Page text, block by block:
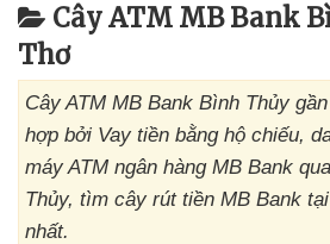
Cây ATM MB Bank
Thơ
Cây ATM MB Bank Bình Thủy
hợp bởi Vay tiền bằng hộ chiếu,
máy ATM ngân hàng MB Bank
Thủy, tìm cây rút tiền MB Bank
nhất.